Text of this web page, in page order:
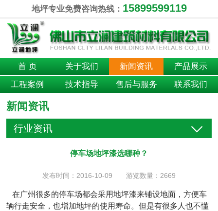
地坪专业免费咨询热线： 15899599119
首 页 关于我们 新闻资讯
产品展示
工程案例
技术指导 售后与服务 联系我们
新闻资讯
行业资讯
停车场地坪漆选哪种？
发布时间：2016-10-09 游览数量：2669
在广州很多的停车场都会采用地坪漆来铺设地面，方便车
辆行走安全，也增加地坪的使用寿命。但是有很多人也不懂